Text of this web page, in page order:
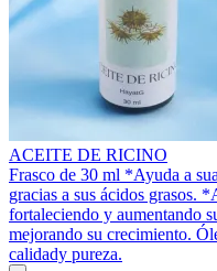
ACEITE DE RICINO
Frasco de 30 ml *Ayuda a
gracias a sus ácidos grasos.
fortaleciendo y aumentando
mejorando su crecimiento.
calidady pureza.